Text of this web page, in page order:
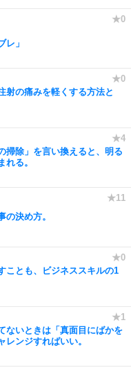
レ」
射の痛みを軽くする方法と
掃除」を言い換えると、明る
れる。
の決め方。
ことも、ビジネススキルの1
ないときは「真面目にばかを
レンジすればいい。